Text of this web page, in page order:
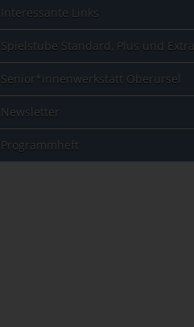
Interessante Links
Spielstube Standard, Plus und Extra
Senior*innenwerkstatt Oberursel
Newsletter
Programmheft